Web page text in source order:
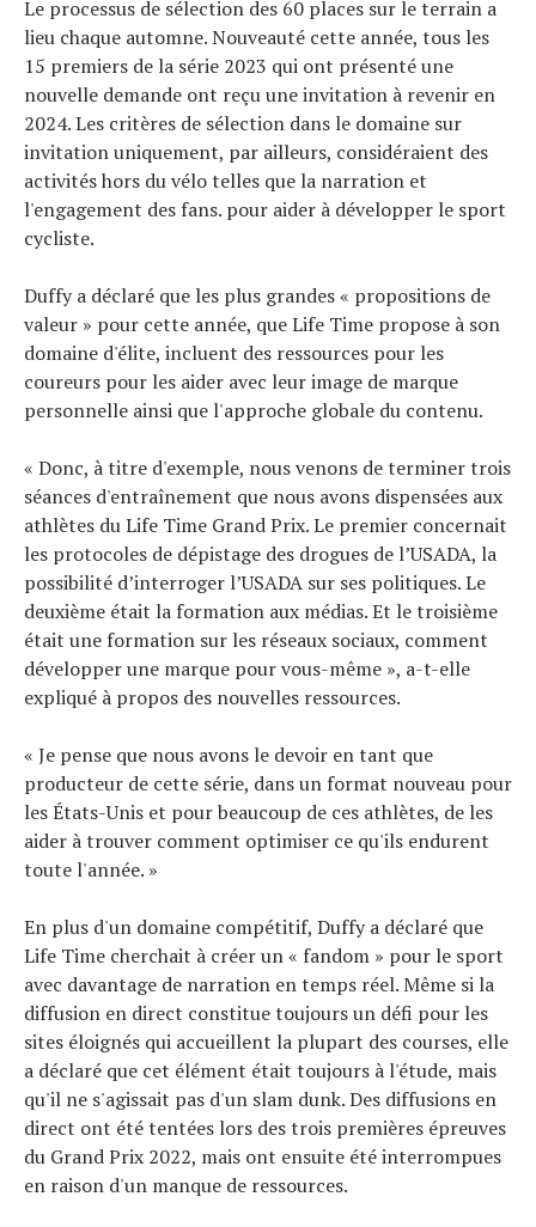
Le processus de sélection des 60 places sur le terrain a
lieu chaque automne. Nouveauté cette année, tous les
15 premiers de la série 2023 qui ont présenté une
nouvelle demande ont reçu une invitation à revenir en
2024. Les critères de sélection dans le domaine sur
invitation uniquement, par ailleurs, considéraient des
activités hors du vélo telles que la narration et
l'engagement des fans. pour aider à développer le sport
cycliste.
Duffy a déclaré que les plus grandes « propositions de
valeur » pour cette année, que Life Time propose à son
domaine d'élite, incluent des ressources pour les
coureurs pour les aider avec leur image de marque
personnelle ainsi que l'approche globale du contenu.
« Donc, à titre d'exemple, nous venons de terminer trois
séances d'entraînement que nous avons dispensées aux
athlètes du Life Time Grand Prix. Le premier concernait
les protocoles de dépistage des drogues de l’USADA, la
possibilité d’interroger l’USADA sur ses politiques. Le
deuxième était la formation aux médias. Et le troisième
était une formation sur les réseaux sociaux, comment
développer une marque pour vous-même », a-t-elle
expliqué à propos des nouvelles ressources.
« Je pense que nous avons le devoir en tant que
producteur de cette série, dans un format nouveau pour
les États-Unis et pour beaucoup de ces athlètes, de les
aider à trouver comment optimiser ce qu'ils endurent
toute l'année. »
En plus d'un domaine compétitif, Duffy a déclaré que
Life Time cherchait à créer un « fandom » pour le sport
avec davantage de narration en temps réel. Même si la
diffusion en direct constitue toujours un défi pour les
sites éloignés qui accueillent la plupart des courses, elle
a déclaré que cet élément était toujours à l'étude, mais
qu'il ne s'agissait pas d'un slam dunk. Des diffusions en
direct ont été tentées lors des trois premières épreuves
du Grand Prix 2022, mais ont ensuite été interrompues
en raison d'un manque de ressources.